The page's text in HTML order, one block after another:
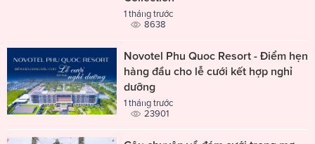
1 tháng trước
8638
Novotel Phu Quoc Resort - Điểm hẹn
hàng đầu cho lễ cưới kết hợp nghỉ
dưỡng
1 tháng trước
23901